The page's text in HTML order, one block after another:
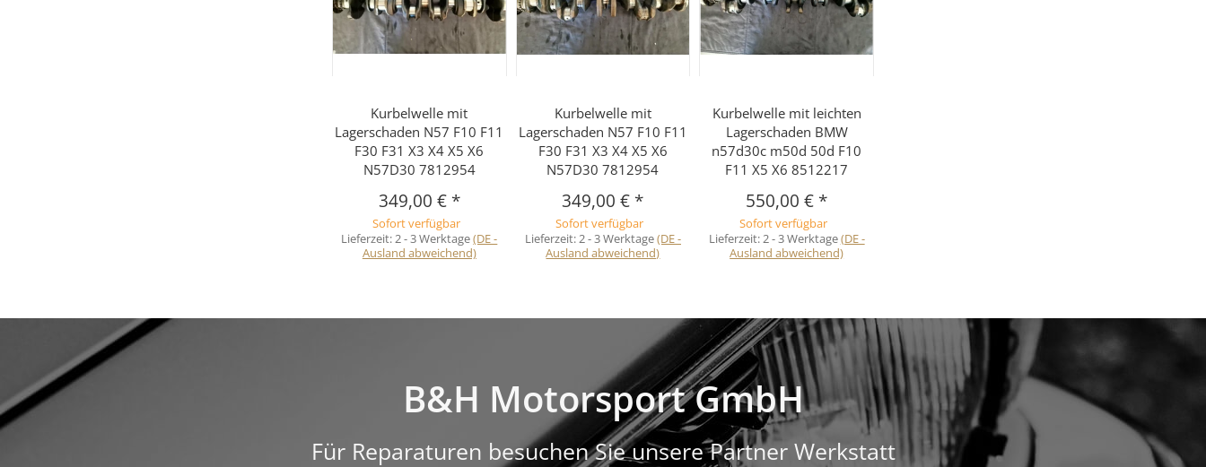
Kurbelwelle mit
Lagerschaden N57 F10 F11
F30 F31 X3 X4 X5 X6
N57D30 7812954
349,00 € *
Sofort verfügbar
Lieferzeit:2 - 3 Werktage(DE -
Ausland abweichend)
Kurbelwelle mit
Lagerschaden N57 F10 F11
F30 F31 X3 X4 X5 X6
N57D30 7812954
349,00 € *
Sofort verfügbar
Lieferzeit:2 - 3 Werktage(DE -
Ausland abweichend)
Kurbelwelle mit leichten
Lagerschaden BMW
n57d30c m50d 50d F10
F11 X5 X6 8512217
550,00 € *
Sofort verfügbar
Lieferzeit:2 - 3 Werktage(DE -
Ausland abweichend)
B&H Motorsport GmbH
Für Reparaturen besuchen Sie unsere Partner Werkstatt